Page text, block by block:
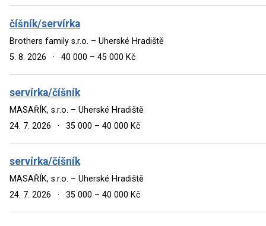
číšník/servírka
Brothers family s.r.o. – Uherské Hradiště
5. 8. 2026
· 40 000 – 45 000 Kč
servírka/číšník
MASAŘÍK, s.r.o. – Uherské Hradiště
24. 7. 2026
· 35 000 – 40 000 Kč
servírka/číšník
MASAŘÍK, s.r.o. – Uherské Hradiště
24. 7. 2026
· 35 000 – 40 000 Kč